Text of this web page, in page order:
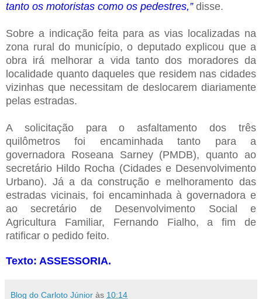
tanto os motoristas como os pedestres,”disse.
Sobre a indicação feita para as vias localizadas na
zona rural do município, o deputado explicou que a
obra irá melhorar a vida tanto dos moradores da
localidade quanto daqueles que residem nas cidades
vizinhas que necessitam de deslocarem diariamente
pelas estradas.
A solicitação para o asfaltamento dos três
quilômetros foi encaminhada tanto para a
governadora Roseana Sarney (PMDB), quanto ao
secretário Hildo Rocha (Cidades e Desenvolvimento
Urbano). Já a da construção e melhoramento das
estradas vicinais, foi encaminhada à governadora e
ao secretário de Desenvolvimento Social e
Agricultura Familiar, Fernando Fialho, a fim de
ratificar o pedido feito.
Texto: ASSESSORIA.
Blog do Carloto Júnior às 10:14